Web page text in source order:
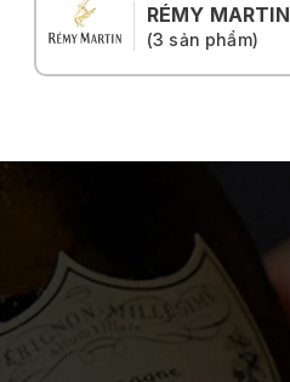
RÉMY MARTIN
(3 sản phẩm)